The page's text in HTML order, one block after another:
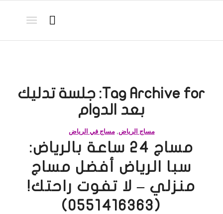
Tag Archive for: جلسة تدليك
بعد الدوام
مساج الرياض,مساج في الرياض
مساج 24 ساعة بالرياض:
سبا الرياض أفضل مساج
منزلي – لا تفوت راحتك!
(0551416363)